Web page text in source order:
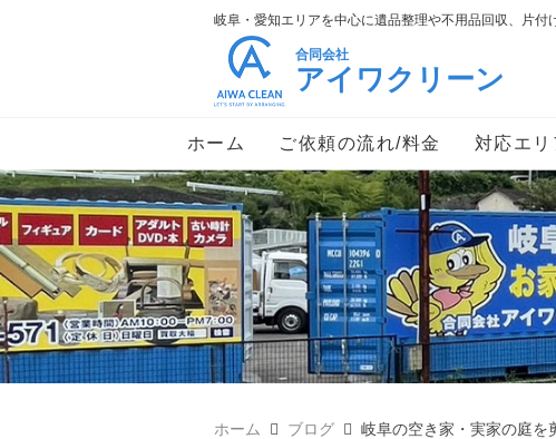
岐阜・愛知エリアを中心に遺品整理や不用品回収、片付
合同会社
アイワクリーン
ホーム ご依頼の流れ/料金 対応エリ
ホーム ブログ 岐阜の空き家・実家の庭を